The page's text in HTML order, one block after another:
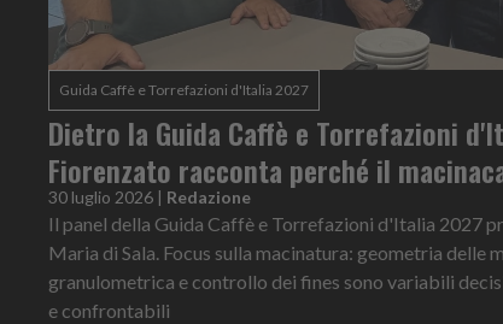
Guida Caffè e Torrefazioni d'Italia 2027
Dietro la Guida Caffè e Torrefazioni
Fiorenzato racconta perché il
30 luglio 2026 | Redazione
Il panel della Guida Caffè e Torrefazioni d'Italia 2027
Maria di Sala. Focus sulla macinatura: geometria delle
granulometrica e controllo dei fines sono variabili
e confrontabili